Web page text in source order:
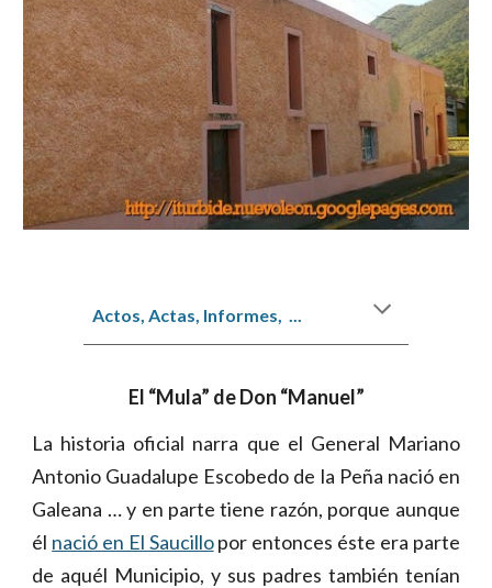
Actos, Actas, Informes,  ...
El “Mula” de Don “Manuel”
La historia oficial narra que el General Mariano
Antonio Guadalupe Escobedo de la Peña nació en
Galeana … y en parte tiene razón, porque aunque
él nació en El Saucillopor entonces éste era parte
de aquél Municipio, y sus padres también tenían